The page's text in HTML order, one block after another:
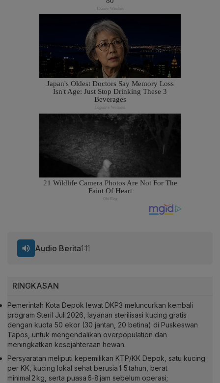
RINGKASAN
Pemerintah Kota Depok lewat DKP3 meluncurkan kembali
program Steril Juli 2026, layanan sterilisasi kucing gratis
dengan kuota 50 ekor (30 jantan, 20 betina) di Puskeswan
Tapos, untuk mengendalikan overpopulation dan
meningkatkan kesejahteraan hewan.
Persyaratan meliputi kepemilikan KTP/KK Depok, satu kucing
per KK, kucing lokal sehat berusia 1‑5 tahun, berat
minimal 2 kg, serta puasa 6‑8 jam sebelum operasi;
Audio Berita1:11